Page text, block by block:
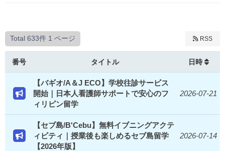
Total 633件 1 ページ RSS
番号 タイトル 日時
【バギオ/A＆J ECO】学校往診サービス
開始｜日本人看護師サポートで安心のフ
ィリピン留学
2026-07-21
【セブ島/B'Cebu】無料イブニングアクテ
ィビティ｜授業後も楽しめるセブ島留学
【2026年版】
2026-07-14